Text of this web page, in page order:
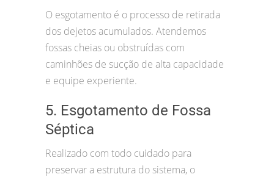
O esgotamento é o processo de retirada
dos dejetos acumulados. Atendemos
fossas cheias ou obstruídas com
caminhões de sucção de alta capacidade
e equipe experiente.
5. Esgotamento de Fossa
Séptica
Realizado com todo cuidado para
preservar a estrutura do sistema, o